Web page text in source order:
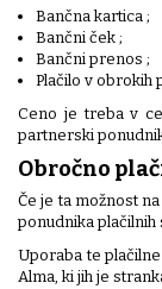
Bančna kartica ;
Bančni ček ;
Bančni prenos ;
Plačilo v obrokih
Ceno je treba v
partnerski
Obročno
Če je ta možnost
ponudnika plačilnih
Uporaba te
Alma, ki jih je